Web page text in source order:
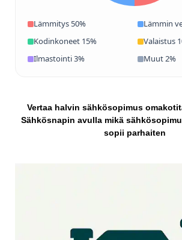
Lämmitys 50%
Lämmin
Kodinkoneet 15%
Valaistus
Ilmastointi 3%
Muut 2%
Vertaa halvin sähkösopimus
Sähkösnapin avulla mikä
sopii parhaiten